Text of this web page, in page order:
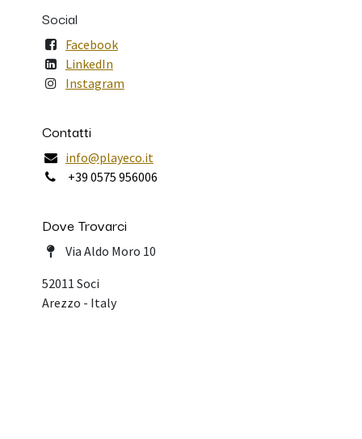
Social
Facebook
LinkedIn
Instagram
Contatti
info@playeco.it
+39 0575 956006
Dove Trovarci
Via Aldo Moro 10
52011 Soci
Arezzo - Italy